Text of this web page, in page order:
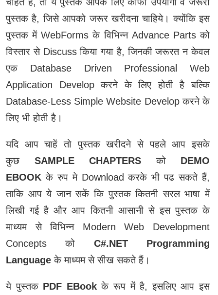
पुस्‍तक है, जिसे आपको जरूर खरीदना चाहिये। क्‍योंकि इस
पुस्‍तक में WebForms के विभिन्‍न Advance Parts को
विस्‍तार से Discuss किया गया है, जिनकी जरूरत न केवल
एक Database Driven Professional Web
Application Develop करने के लिए होती है बल्कि
Database-Less Simple Website Develop करने के
लिए भी होती है।
यदि आप चाहें तो पुस्‍तक खरीदने से पहले आप इसके
कुछ SAMPLE CHAPTERS को DEMO
EBOOK के रुप मे Download करके भी पढ सकते हैं,
ताकि आप ये जान सकें कि पुस्‍तक कितनी सरल भाषा में
लिखी गई है और आप कितनी आसानी से इस पुस्‍तक के
माध्‍यम से विभिन्‍न Modern Web Development
Concepts को C#.NET Programming
Language के माध्‍यम से सीख सकते हैं।
ये पुस्‍तक PDF EBookके रूप में है, इसलिए आप इस